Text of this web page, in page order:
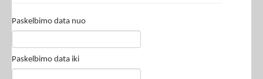
Paskelbimo data nuo
Paskelbimo data iki